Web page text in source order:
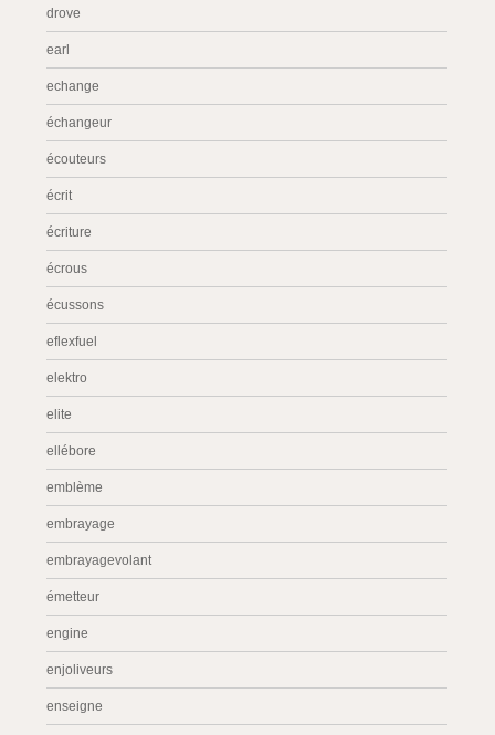
drove
earl
echange
échangeur
écouteurs
écrit
écriture
écrous
écussons
eflexfuel
elektro
elite
ellébore
emblème
embrayage
embrayagevolant
émetteur
engine
enjoliveurs
enseigne